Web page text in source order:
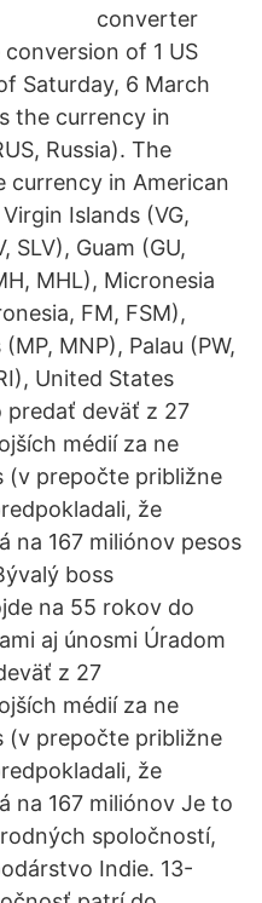
converter
of 1 US
Saturday, 6 March
the currency in
Russia). The
currency in American
Islands (VG,
SLV), Guam (GU,
MHL), Micronesia
FM, FSM),
MNP), Palau (PW,
United States
predať deväť z 27
médií za ne
(v prepočte približne
že
na 167 miliónov pesos
boss
na 55 rokov do
aj únosmi Úradom
z 27
médií za ne
(v prepočte približne
že
na 167 miliónov Je to
spoločností,
Indie. 13-